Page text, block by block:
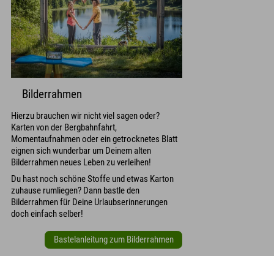
Bilderrahmen
Hierzu brauchen wir nicht viel sagen oder?
Karten von der Bergbahnfahrt,
Momentaufnahmen oder ein getrocknetes Blatt
eignen sich wunderbar um Deinem alten
Bilderrahmen neues Leben zu verleihen!
Du hast noch schöne Stoffe und etwas Karton
zuhause rumliegen? Dann bastle den
Bilderrahmen für Deine Urlaubserinnerungen
doch einfach selber!
Bastelanleitung zum Bilderrahmen